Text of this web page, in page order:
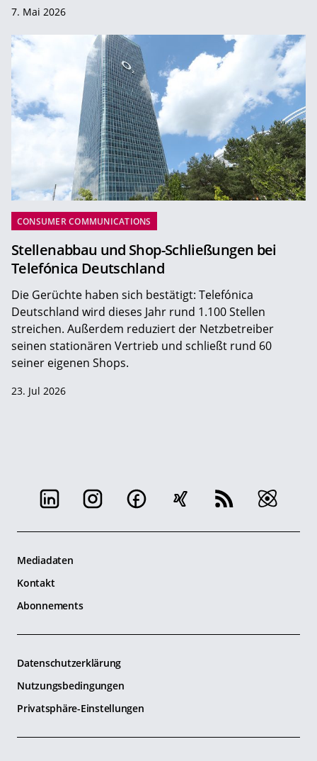
7. Mai 2026
CONSUMER COMMUNICATIONS
Stellenabbau und Shop-Schließungen bei
Telefónica Deutschland
Die Gerüchte haben sich bestätigt: Telefónica
Deutschland wird dieses Jahr rund 1.100 Stellen
streichen. Außerdem reduziert der Netzbetreiber
seinen stationären Vertrieb und schließt rund 60
seiner eigenen Shops.
23. Jul 2026
Mediadaten
Kontakt
Abonnements
Datenschutzerklärung
Nutzungsbedingungen
Privatsphäre-Einstellungen